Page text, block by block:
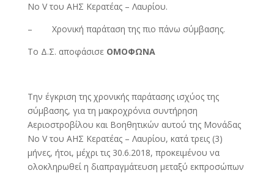
Νο V του ΑΗΣ Κερατέας – Λαυρίου.
– Χρονική παράταση της πιο πάνω σύμβασης.
Το Δ.Σ. αποφάσισε ΟΜΟΦΩΝΑ
Την έγκριση της χρονικής παράτασης ισχύος της
σύμβασης, για τη μακροχρόνια συντήρηση
Αεριοστροβίλου και Βοηθητικών αυτού της Μονάδας
Νο V του ΑΗΣ Κερατέας – Λαυρίου, κατά τρεις (3)
μήνες, ήτοι, μέχρι τις 30.6.2018, προκειμένου να
ολοκληρωθεί η διαπραγμάτευση μεταξύ εκπροσώπων